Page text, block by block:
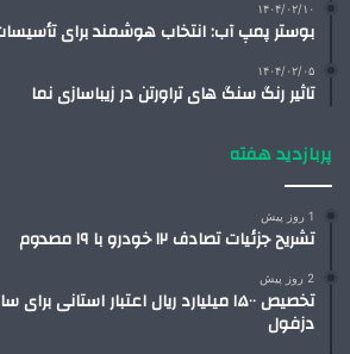
۱۴۰۴/۰۲/۱۰
بوستر پمپ آب: انتخاب هوشمند برای
۱۴۰۴/۰۲/۰۵
تاثیر رنگ سنگ های تراورتن در زیباسازی نما
پربازدید هفته
1 روز پیش
تشریح جزئیات تصادف ۱۲ خودرو با ۱۹ مصدوم
2 روز پیش
تخصیص ۱۵۰۰ میلیارد ریال اعتبار
دزفول